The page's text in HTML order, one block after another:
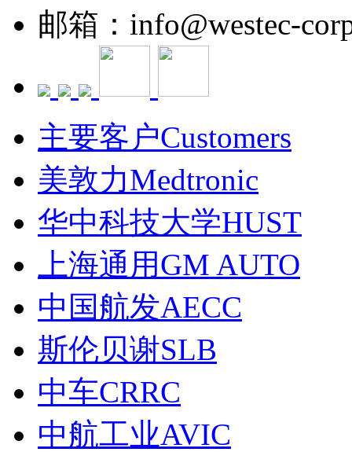
邮箱：info@westec-
主要客户Customers
美敦力Medtronic
华中科技大学HUST
上海通用GM AUTO
中国航发AECC
斯伦贝谢SLB
中车CRRC
中航工业AVIC